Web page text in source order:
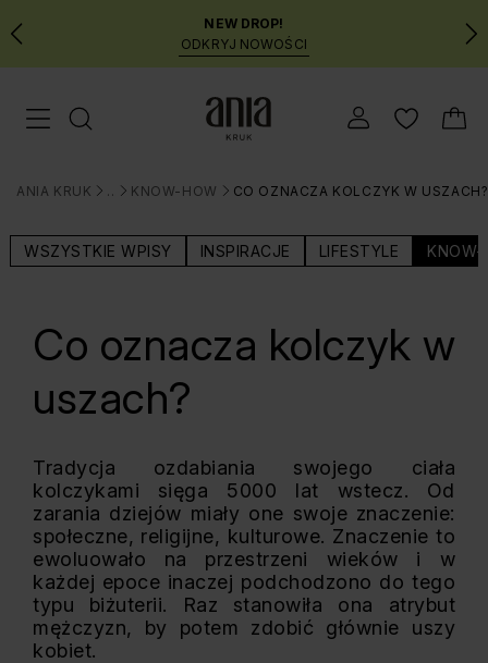
Przejdź
do
MENU
NEW DROP!
ODKRYJ NOWOŚCI
Menu mobilne
ANIA KRUK
>
BLOG
>
KNOW-HOW
>
CO OZNACZA KOLCZYK W USZACH?
WSZYSTKIE WPISY INSPIRACJE LIFESTYLE KNOW-
Co oznacza kolczyk w
uszach?
Tradycja ozdabiania swojego ciała
kolczykami sięga 5000 lat wstecz. Od
zarania dziejów miały one swoje znaczenie:
społeczne, religijne, kulturowe. Znaczenie to
ewoluowało na przestrzeni wieków i w
każdej epoce inaczej podchodzono do tego
typu biżuterii. Raz stanowiła ona atrybut
mężczyzn, by potem zdobić głównie uszy
kobiet.